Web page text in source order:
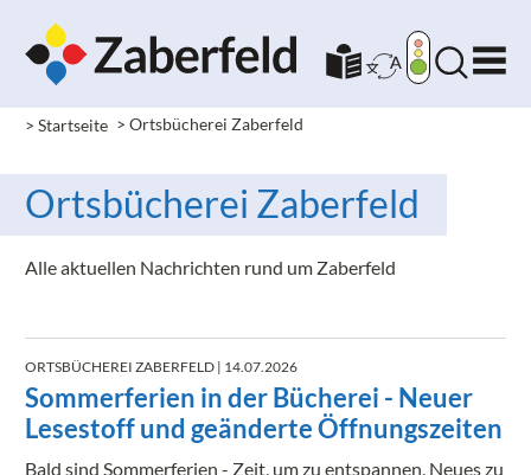
> Startseite >Ortsbücherei Zaberfeld
Ortsbücherei Zaberfeld
Alle aktuellen Nachrichten rund um Zaberfeld
ORTSBÜCHEREI ZABERFELD | 14.07.2026
Sommerferien in der Bücherei - Neuer
Lesestoff und geänderte Öffnungszeiten
Bald sind Sommerferien - Zeit, um zu entspannen, Neues zu